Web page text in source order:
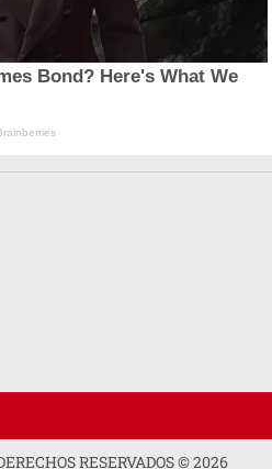
Bond? Here's What We
RESERVADOS ©2026